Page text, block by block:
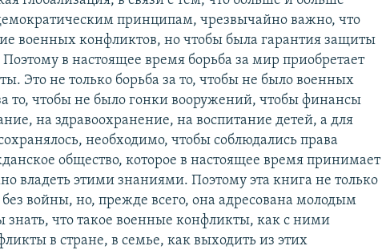
принципам, чрезвычайно важно, что
военных конфликтов, но чтобы была гарантия защиты
в настоящее время борьба за мир приобретает
Это не только борьба за то, чтобы не было военных
то, чтобы не было гонки вооружений, чтобы финансы
на здравоохранение, на воспитание детей, а для
необходимо, чтобы соблюдались права
общество, которое в настоящее время принимает
владеть этими знаниями. Поэтому эта книга не только
войны, но, прежде всего, она адресована молодым
что такое военные конфликты, как с ними
в стране, в семье, как выходить из этих